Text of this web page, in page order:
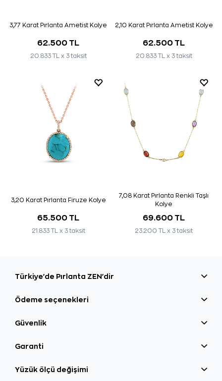
3,77 Karat Pırlanta Ametist Kolye
62.500 TL
20.833 TL x 3 taksit
2,10 Karat Pırlanta Ametist Kolye
62.500 TL
20.833 TL x 3 taksit
3,20 Karat Pırlanta Firuze Kolye
65.500 TL
21.833 TL x 3 taksit
7,08 Karat Pırlanta Renkli Taşlı
Kolye
69.600 TL
23.200 TL x 3 taksit
Türkiye'de Pırlanta ZEN'dir
Ödeme seçenekleri
Güvenlik
Garanti
Yüzük ölçü değişimi